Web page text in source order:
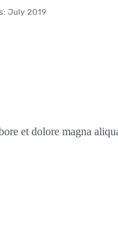
July 2019
et dolore magna